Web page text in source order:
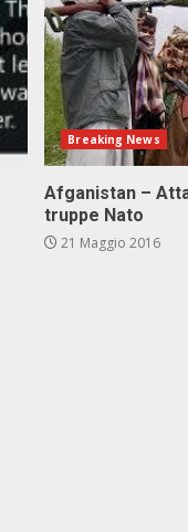
Breaking News
Afganistan –
truppe Nato
21 Maggio 2016